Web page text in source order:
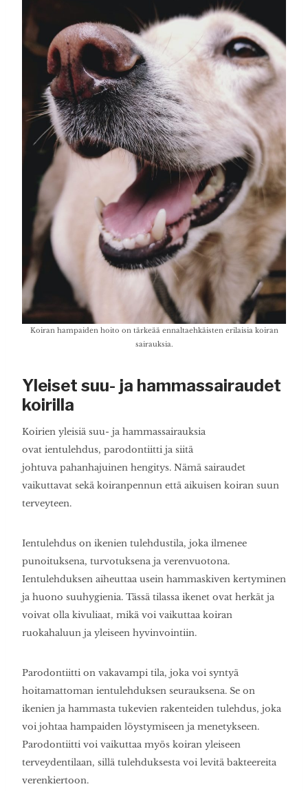
Koiran hampaiden hoito on tärkeää ennaltaehkäisten erilaisia koiran
sairauksia.
Yleiset suu- ja hammassairaudet
koirilla
Koirien yleisiä suu- ja hammassairauksia
ovat ientulehdus, parodontiitti ja siitä
johtuva pahanhajuinen hengitys. Nämä sairaudet
vaikuttavat sekä koiranpennun että aikuisen koiran suun
terveyteen.
Ientulehdus on ikenien tulehdustila, joka ilmenee
punoituksena, turvotuksena ja verenvuotona.
Ientulehduksen aiheuttaa usein hammaskiven kertyminen
ja huono suuhygienia. Tässä tilassa ikenet ovat herkät ja
voivat olla kivuliaat, mikä voi vaikuttaa koiran
ruokahaluun ja yleiseen hyvinvointiin.
Parodontiitti on vakavampi tila, joka voi syntyä
hoitamattoman ientulehduksen seurauksena. Se on
ikenien ja hammasta tukevien rakenteiden tulehdus, joka
voi johtaa hampaiden löystymiseen ja menetykseen.
Parodontiitti voi vaikuttaa myös koiran yleiseen
terveydentilaan, sillä tulehduksesta voi levitä bakteereita
verenkiertoon.